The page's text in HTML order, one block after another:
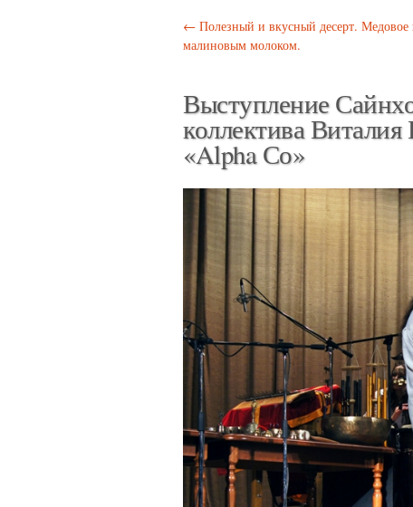
Post navigation
← Полезный и вкусный десерт. Медовое
малиновым молоком.
Выступление
коллектива
«Alpha Со»